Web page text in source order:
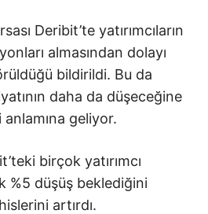
Deribit’te yatırımcıların
almasından dolayı
bildirildi. Bu da
daha da düşeceğine
geliyor.
birçok yatırımcı
%5 düşüş beklediğini
artırdı.